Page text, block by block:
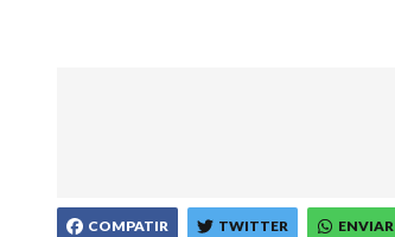
COMPATIR TWITTER ENVIAR